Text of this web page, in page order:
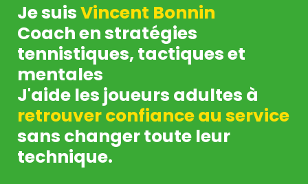
Je suisVincent Bonnin
Coach en stratégies
tennistiques, tactiques et
mentales
J'aide les joueurs adultes à
retrouver confiance au service
sans changer toute leur
technique.